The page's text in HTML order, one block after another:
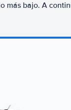
más bajo. A